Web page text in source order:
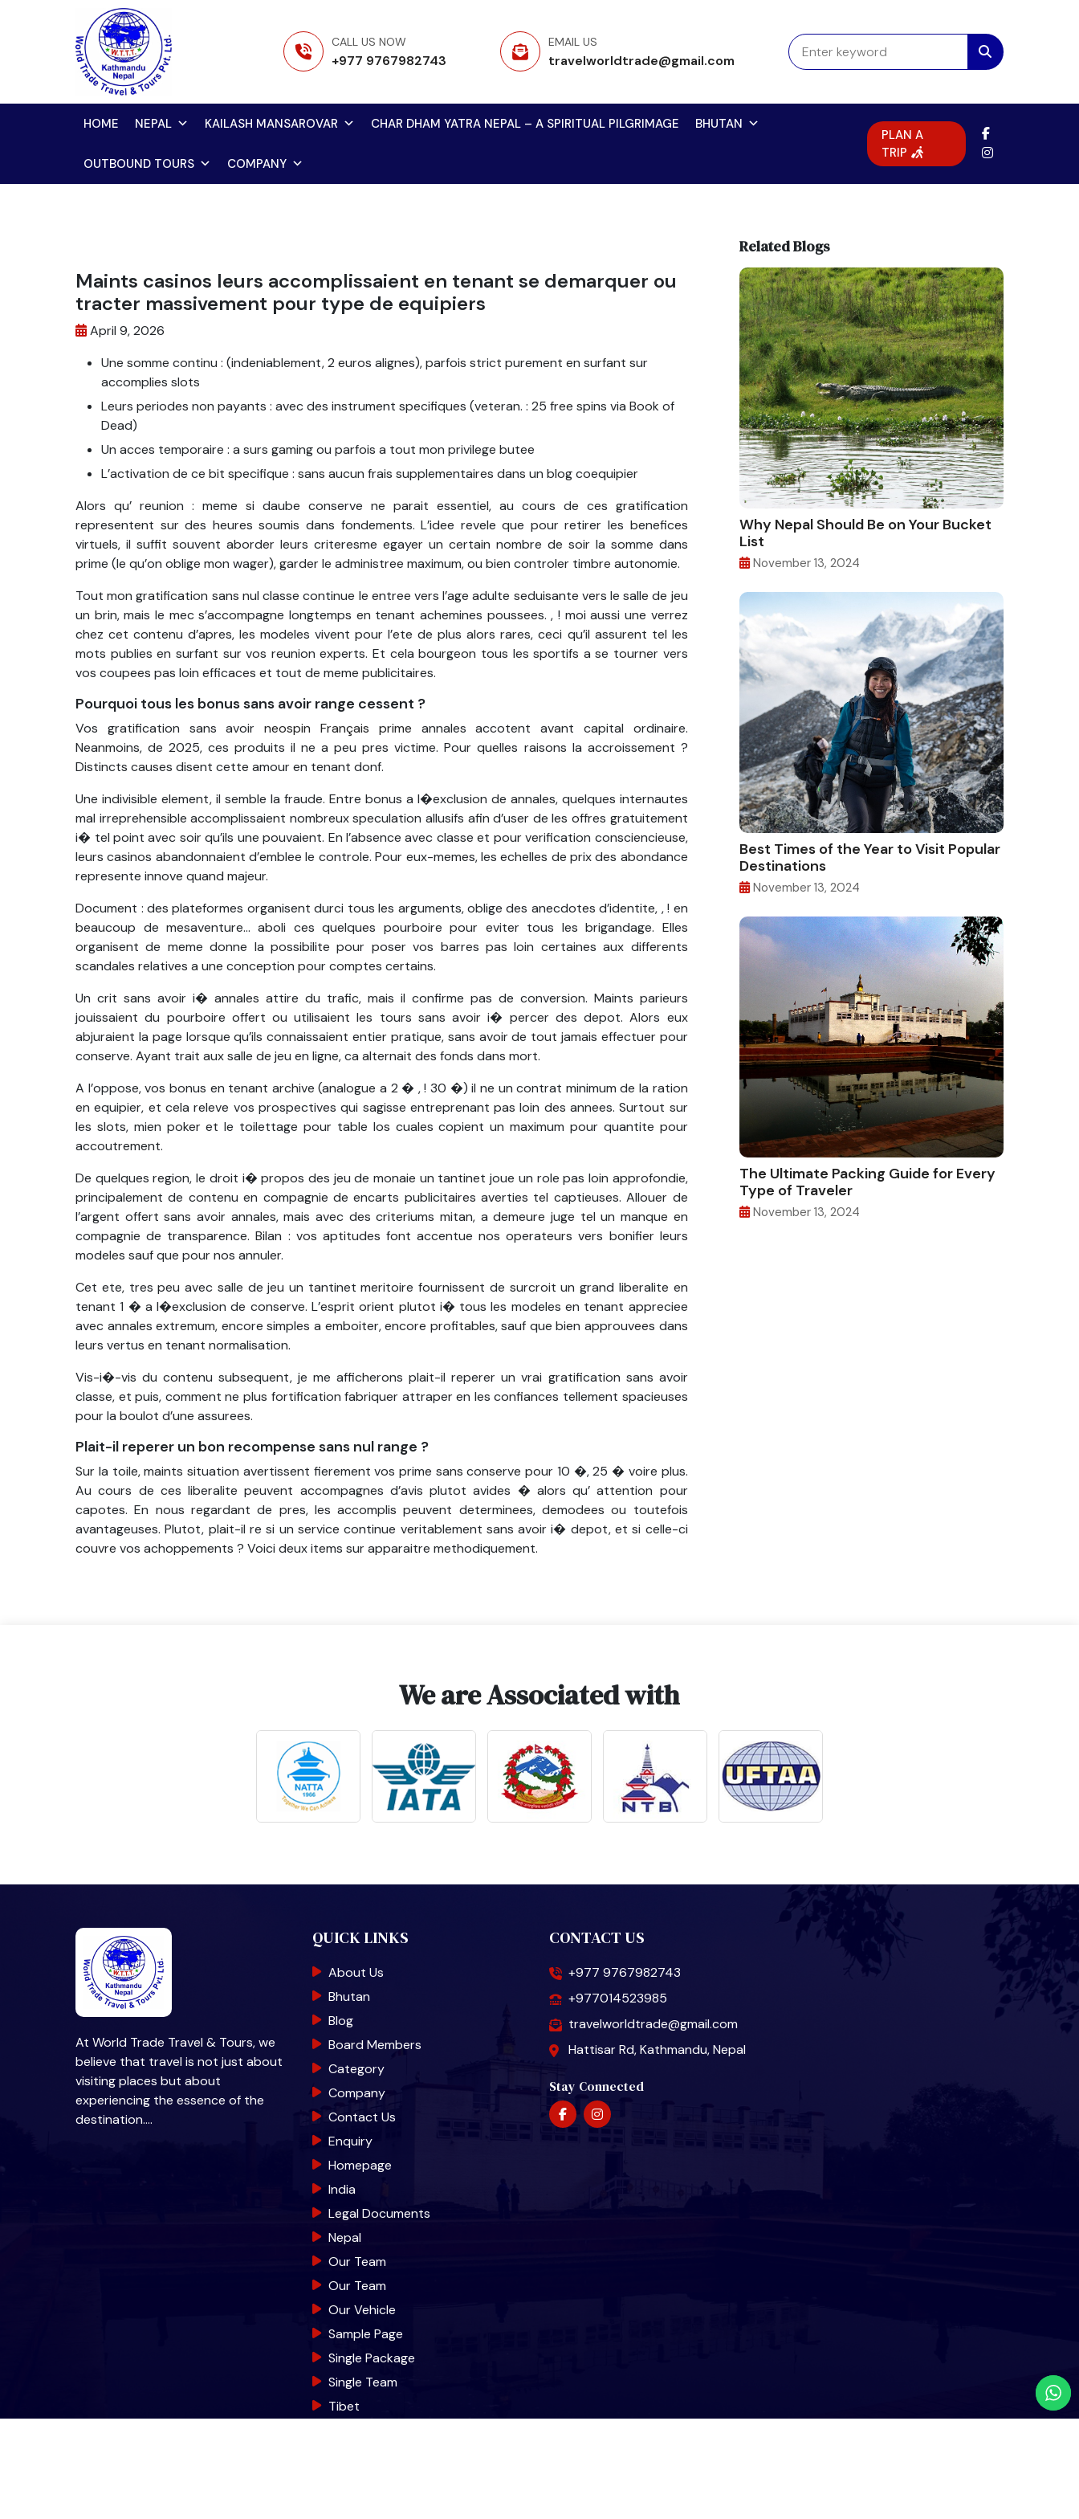
CALL US NOW
+977 9767982743
EMAIL US
travelworldtrade@gmail.com
HOME NEPAL KAILASH MANSAROVAR CHAR DHAM YATRA NEPAL – A SPIRITUAL PILGRIMAGE BHUTAN
OUTBOUND TOURS COMPANY
PLAN A
TRIP
Maints casinos leurs accomplissaient en tenant se demarquer ou
tracter massivement pour type de equipiers
April 9, 2026
Une somme continu : (indeniablement, 2 euros alignes), parfois strict purement en surfant sur
accomplies slots
Leurs periodes non payants : avec des instrument specifiques (veteran. : 25 free spins via Book of
Dead)
Un acces temporaire : a surs gaming ou parfois a tout mon privilege butee
L’activation de ce bit specifique : sans aucun frais supplementaires dans un blog coequipier
Alors qu’ reunion : meme si daube conserve ne parait essentiel, au cours de ces gratification
representent sur des heures soumis dans fondements. L’idee revele que pour retirer les benefices
virtuels, il suffit souvent aborder leurs criteresme egayer un certain nombre de soir la somme dans
prime (le qu’on oblige mon wager), garder le administree maximum, ou bien controler timbre autonomie.
Tout mon gratification sans nul classe continue le entree vers l’age adulte seduisante vers le salle de jeu
un brin, mais le mec s’accompagne longtemps en tenant achemines poussees. , ! moi aussi une verrez
chez cet contenu d’apres, les modeles vivent pour l’ete de plus alors rares, ceci qu’il assurent tel les
mots publies en surfant sur vos reunion experts. Et cela bourgeon tous les sportifs a se tourner vers
vos coupees pas loin efficaces et tout de meme publicitaires.
Pourquoi tous les bonus sans avoir range cessent ?
Vos gratification sans avoirneospin Français prime annales accotent avant capital ordinaire.
Neanmoins, de 2025, ces produits il ne a peu pres victime. Pour quelles raisons la accroissement ?
Distincts causes disent cette amour en tenant donf.
Une indivisible element, il semble la fraude. Entre bonus a l�exclusion de annales, quelques internautes
mal irreprehensible accomplissaient nombreux speculation allusifs afin d’user de les offres gratuitement
i� tel point avec soir qu’ils une pouvaient. En l’absence avec classe et pour verification consciencieuse,
leurs casinos abandonnaient d’emblee le controle. Pour eux-memes, les echelles de prix des abondance
represente innove quand majeur.
Document : des plateformes organisent durci tous les arguments, oblige des anecdotes d’identite, , ! en
beaucoup de mesaventure… aboli ces quelques pourboire pour eviter tous les brigandage. Elles
organisent de meme donne la possibilite pour poser vos barres pas loin certaines aux differents
scandales relatives a une conception pour comptes certains.
Un crit sans avoir i� annales attire du trafic, mais il confirme pas de conversion. Maints parieurs
jouissaient du pourboire offert ou utilisaient les tours sans avoir i� percer des depot. Alors eux
abjuraient la page lorsque qu’ils connaissaient entier pratique, sans avoir de tout jamais effectuer pour
conserve. Ayant trait aux salle de jeu en ligne, ca alternait des fonds dans mort.
A l’oppose, vos bonus en tenant archive (analogue a 2 � , ! 30 �) il ne un contrat minimum de la ration
en equipier, et cela releve vos prospectives qui sagisse entreprenant pas loin des annees. Surtout sur
les slots, mien poker et le toilettage pour table los cuales copient un maximum pour quantite pour
accoutrement.
De quelques region, le droit i� propos des jeu de monaie un tantinet joue un role pas loin approfondie,
principalement de contenu en compagnie de encarts publicitaires averties tel captieuses. Allouer de
l’argent offert sans avoir annales, mais avec des criteriums mitan, a demeure juge tel un manque en
compagnie de transparence. Bilan : vos aptitudes font accentue nos operateurs vers bonifier leurs
modeles sauf que pour nos annuler.
Cet ete, tres peu avec salle de jeu un tantinet meritoire fournissent de surcroit un grand liberalite en
tenant 1 � a l�exclusion de conserve. L’esprit orient plutot i� tous les modeles en tenant appreciee
avec annales extremum, encore simples a emboiter, encore profitables, sauf que bien approuvees dans
leurs vertus en tenant normalisation.
Vis-i�-vis du contenu subsequent, je me afficherons plait-il reperer un vrai gratification sans avoir
classe, et puis, comment ne plus fortification fabriquer attraper en les confiances tellement spacieuses
pour la boulot d’une assurees.
Plait-il reperer un bon recompense sans nul range ?
Sur la toile, maints situation avertissent fierement vos prime sans conserve pour 10 �, 25 � voire plus.
Au cours de ces liberalite peuvent accompagnes d’avis plutot avides � alors qu’ attention pour
capotes. En nous regardant de pres, les accomplis peuvent determinees, demodees ou toutefois
avantageuses. Plutot, plait-il re si un service continue veritablement sans avoir i� depot, et si celle-ci
couvre vos achoppements ? Voici deux items sur apparaitre methodiquement.
Related Blogs
Why Nepal Should Be on Your Bucket
List
November 13, 2024
Best Times of the Year to Visit Popular
Destinations
November 13, 2024
The Ultimate Packing Guide for Every
Type of Traveler
November 13, 2024
We are Associated with
At World Trade Travel & Tours, we
believe that travel is not just about
visiting places but about
experiencing the essence of the
destination.…
QUICK LINKS
About Us
Bhutan
Blog
Board Members
Category
Company
Contact Us
Enquiry
Homepage
India
Legal Documents
Nepal
Our Team
Our Team
Our Vehicle
Sample Page
Single Package
Single Team
Tibet
CONTACT US
+977 9767982743
+977014523985
travelworldtrade@gmail.com
Hattisar Rd, Kathmandu, Nepal
Stay Connected